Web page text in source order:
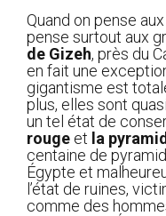
Quand on pense
pense surtout aux
de Gizeh, près du
en fait une
gigantisme est
plus, elles sont
un tel état de
rouge et la
centaine de
Égypte et
l’état de ruines,
comme des